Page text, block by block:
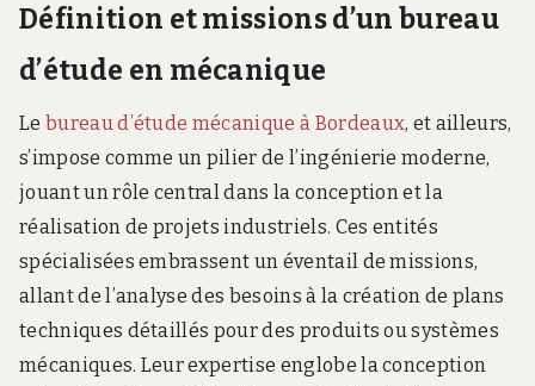
Définition et missions d’un bureau
d’étude en mécanique
Le bureau d’étude mécanique à Bordeaux, et ailleurs,
s’impose comme un pilier de l’ingénierie moderne,
jouant un rôle central dans la conception et la
réalisation de projets industriels. Ces entités
spécialisées embrassent un éventail de missions,
allant de l’analyse des besoins à la création de plans
techniques détaillés pour des produits ou systèmes
mécaniques. Leur expertise englobe la conception